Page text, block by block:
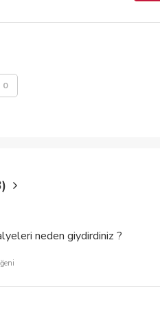
0
neden giydirdiniz ?